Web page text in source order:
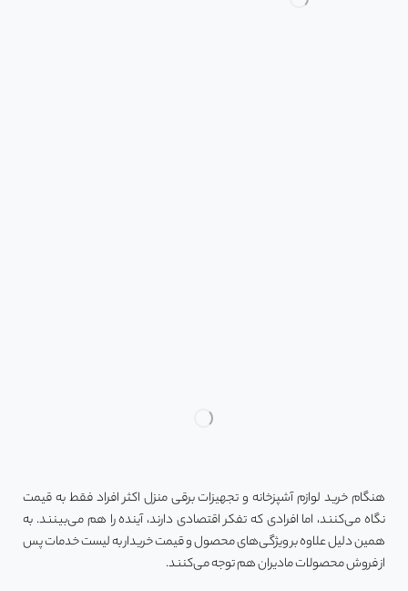
هنگام خرید لوازم آشپزخانه و تجهیزات برقی منزل اکثر افراد فقط به قیمت
نگاه می‌کنند، اما افرادی که تفکر اقتصادی دارند، آینده را هم می‌بینند. به
همین دلیل علاوه بر ویژگی‌های محصول و قیمت خریدار به لیست خدمات پس
از فروش محصولات مادیران هم توجه می‌کنند.